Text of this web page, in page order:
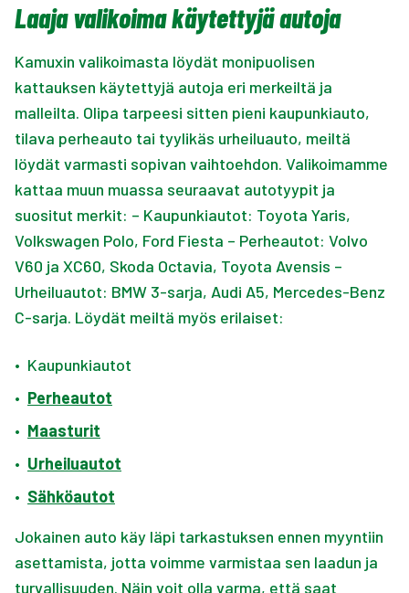
Laaja valikoima käytettyjä autoja
Kamuxin valikoimasta löydät monipuolisen
kattauksen käytettyjä autoja eri merkeiltä ja
malleilta. Olipa tarpeesi sitten pieni kaupunkiauto,
tilava perheauto tai tyylikäs urheiluauto, meiltä
löydät varmasti sopivan vaihtoehdon. Valikoimamme
kattaa muun muassa seuraavat autotyypit ja
suositut merkit: – Kaupunkiautot: Toyota Yaris,
Volkswagen Polo, Ford Fiesta – Perheautot: Volvo
V60 ja XC60, Skoda Octavia, Toyota Avensis –
Urheiluautot: BMW 3-sarja, Audi A5, Mercedes-Benz
C-sarja. Löydät meiltä myös erilaiset:
• Kaupunkiautot
• Perheautot
• Maasturit
• Urheiluautot
• Sähköautot
Jokainen auto käy läpi tarkastuksen ennen myyntiin
asettamista, jotta voimme varmistaa sen laadun ja
turvallisuuden. Näin voit olla varma, että saat